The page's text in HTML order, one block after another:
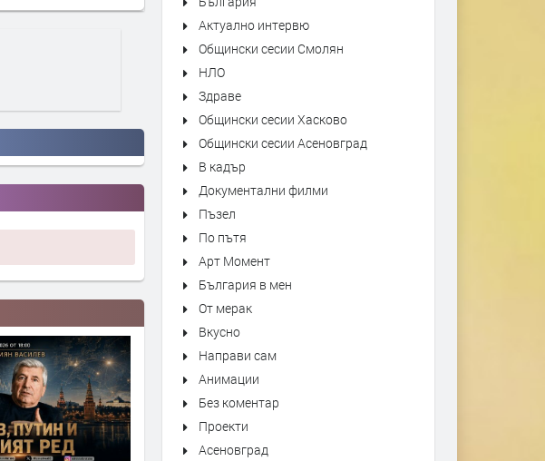
Актуално интервю
Общински сесии Смолян
НЛО
Здраве
Общински сесии Хасково
Общински сесии Асеновград
В кадър
Документални филми
Пъзел
По пътя
Арт Момент
България в мен
От мерак
Вкусно
Направи сам
Анимации
Без коментар
Проекти
Асеновград